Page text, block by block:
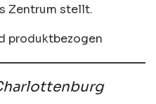
Zentrum stellt.
produktbezogen